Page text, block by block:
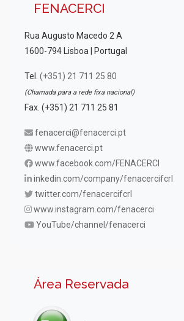
FENACERCI
Rua Augusto Macedo 2 A
1600-794 Lisboa | Portugal
Tel. (+351) 21 711 25 80
(Chamada para a rede fixa nacional)
Fax. (+351) 21 711 25 81
fenacerci@fenacerci.pt
www.fenacerci.pt
www.facebook.com/FENACERCI
inkedin.com/company/fenacercifcrl
twitter.com/fenacercifcrl
www.instagram.com/fenacerci
YouTube/channel/fenacerci
Área Reservada